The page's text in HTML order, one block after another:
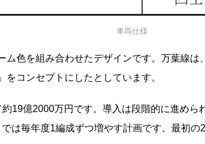
車両仕様
ム色を組み合わせたデザインです。万葉線
をコンセプトにしたとしています。
19億2000万円です。導入は段階的に進めら
は毎年度1編成ずつ増やす計画です。最初